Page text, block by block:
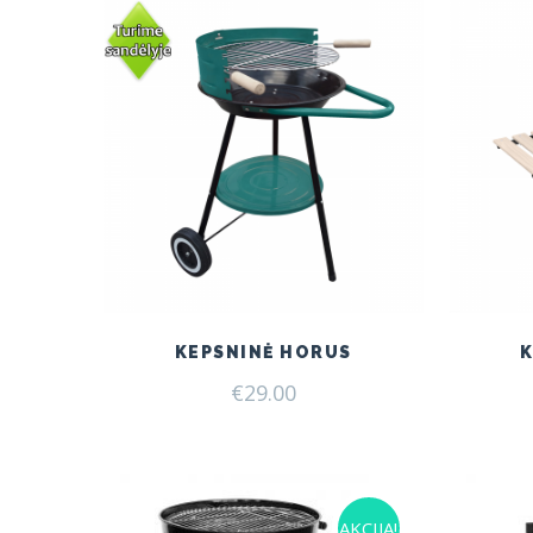
KEPSNINĖ HORUS
€29.00
AKCIJA!